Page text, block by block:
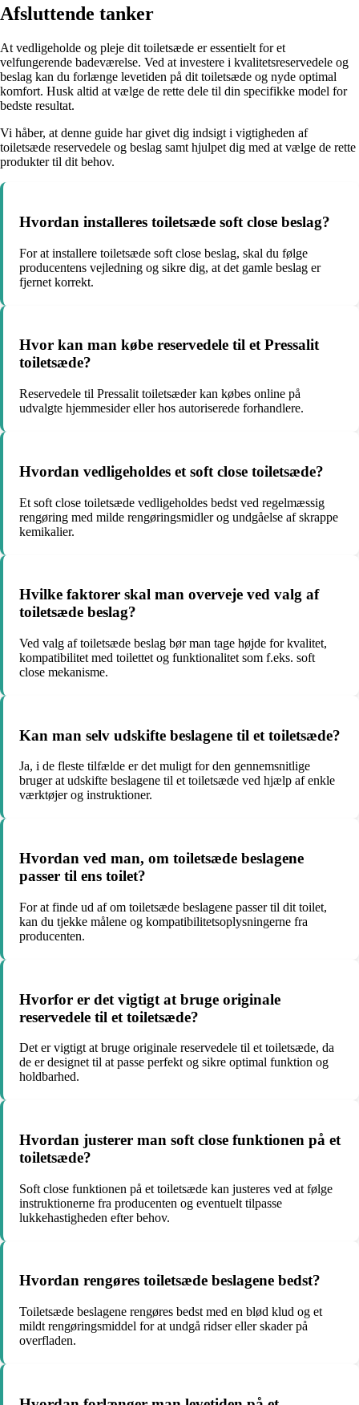
Afsluttende tanker
At vedligeholde og pleje dit toiletsæde er essentielt for et
velfungerende badeværelse. Ved at investere i kvalitetsreservedele og
beslag kan du forlænge levetiden på dit toiletsæde og nyde optimal
komfort. Husk altid at vælge de rette dele til din specifikke model for
bedste resultat.
Vi håber, at denne guide har givet dig indsigt i vigtigheden af
toiletsæde reservedele og beslag samt hjulpet dig med at vælge de rette
produkter til dit behov.
Hvordan installeres toiletsæde soft close beslag?
For at installere toiletsæde soft close beslag, skal du følge
producentens vejledning og sikre dig, at det gamle beslag er
fjernet korrekt.
Hvor kan man købe reservedele til et Pressalit
toiletsæde?
Reservedele til Pressalit toiletsæder kan købes online på
udvalgte hjemmesider eller hos autoriserede forhandlere.
Hvordan vedligeholdes et soft close toiletsæde?
Et soft close toiletsæde vedligeholdes bedst ved regelmæssig
rengøring med milde rengøringsmidler og undgåelse af skrappe
kemikalier.
Hvilke faktorer skal man overveje ved valg af
toiletsæde beslag?
Ved valg af toiletsæde beslag bør man tage højde for kvalitet,
kompatibilitet med toilettet og funktionalitet som f.eks. soft
close mekanisme.
Kan man selv udskifte beslagene til et toiletsæde?
Ja, i de fleste tilfælde er det muligt for den gennemsnitlige
bruger at udskifte beslagene til et toiletsæde ved hjælp af enkle
værktøjer og instruktioner.
Hvordan ved man, om toiletsæde beslagene
passer til ens toilet?
For at finde ud af om toiletsæde beslagene passer til dit toilet,
kan du tjekke målene og kompatibilitetsoplysningerne fra
producenten.
Hvorfor er det vigtigt at bruge originale
reservedele til et toiletsæde?
Det er vigtigt at bruge originale reservedele til et toiletsæde, da
de er designet til at passe perfekt og sikre optimal funktion og
holdbarhed.
Hvordan justerer man soft close funktionen på et
toiletsæde?
Soft close funktionen på et toiletsæde kan justeres ved at følge
instruktionerne fra producenten og eventuelt tilpasse
lukkehastigheden efter behov.
Hvordan rengøres toiletsæde beslagene bedst?
Toiletsæde beslagene rengøres bedst med en blød klud og et
mildt rengøringsmiddel for at undgå ridser eller skader på
overfladen.